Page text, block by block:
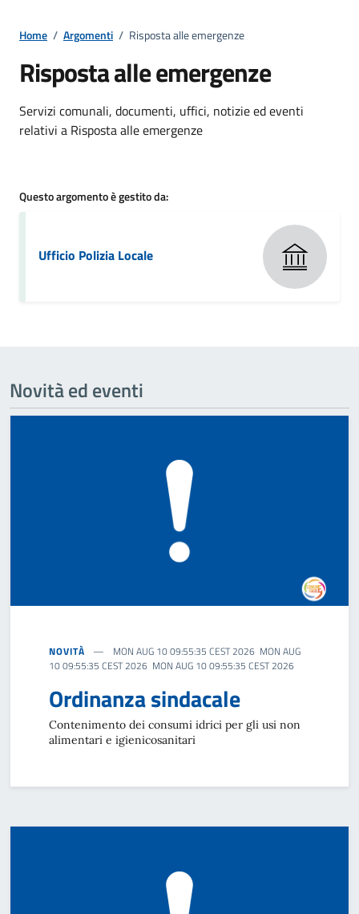
Home / Argomenti / Risposta alle emergenze
Risposta alle emergenze
Dettagli della notizia
Servizi comunali, documenti, uffici, notizie ed eventi
relativi a Risposta alle emergenze
Questo argomento è gestito da:
Ufficio Polizia Locale
Novità ed eventi
NOVITÀ
MON AUG 10 09:55:35 CEST 2026 MON AUG
10 09:55:35 CEST 2026 MON AUG 10 09:55:35 CEST 2026
Ordinanza sindacale
Contenimento dei consumi idrici per gli usi non
alimentari e igienicosanitari